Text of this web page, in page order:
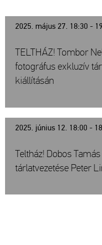
2025. május 27. 18:30 -
TELTHÁZ! Tombor
fotográfus exkluzív
kiállításán
2025. június 12. 18:00 -
Teltház! Dobos
tárlatvezetése Peter